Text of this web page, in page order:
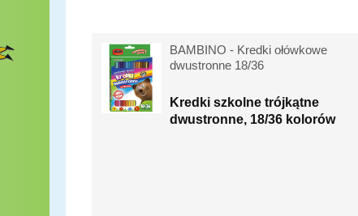
BAMBINO - Kredki ołówkowe
dwustronne 18/36
Kredki szkolne trójkątne
dwustronne, 18/36 kolorów